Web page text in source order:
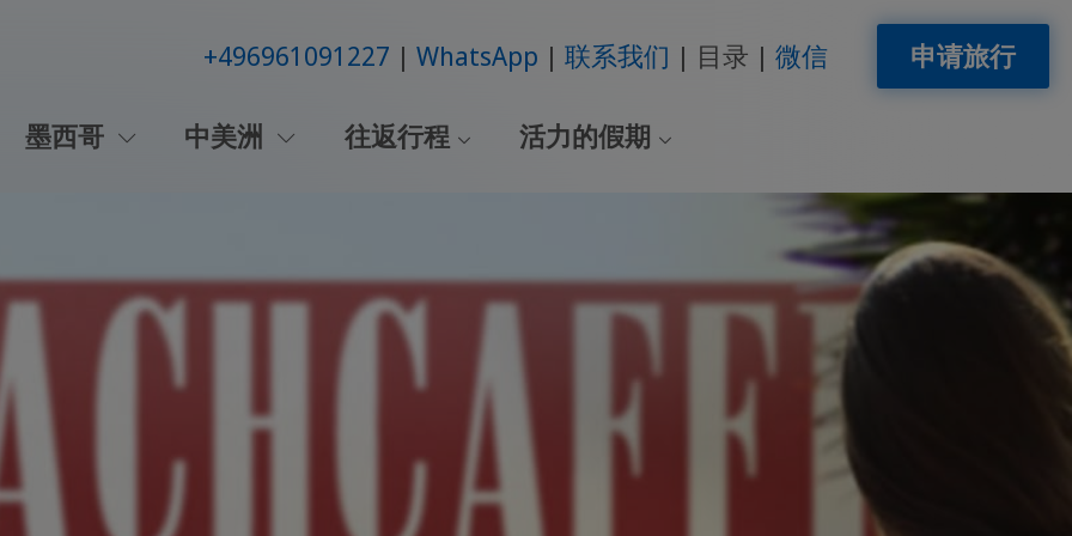
+496961091227 WhatsApp 联系我们 目录 微信 申请旅行
墨西哥 中美洲 往返行程 活力的假期